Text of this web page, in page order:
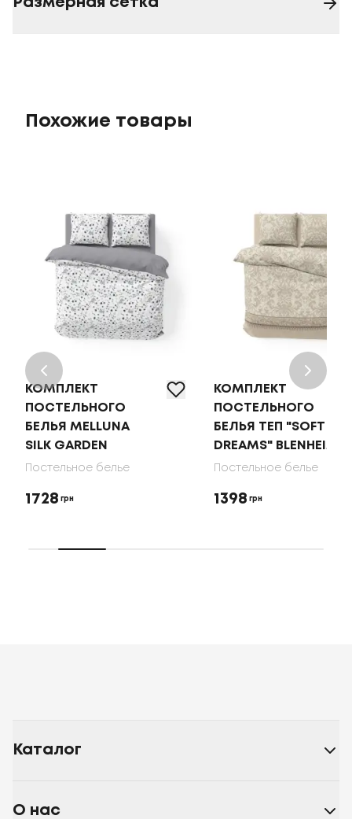
Похожие товары
КОМПЛЕКТ
ПОСТЕЛЬНОГО
БЕЛЬЯ MELLUNA
SILK GARDEN
Постельное белье
1728 грн
КОМПЛЕКТ
ПОСТЕЛЬНОГО
БЕЛЬЯ ТЕП "SOFT
DREAMS" BLENHEIM
Постельное белье
1398 грн
Каталог
О нас